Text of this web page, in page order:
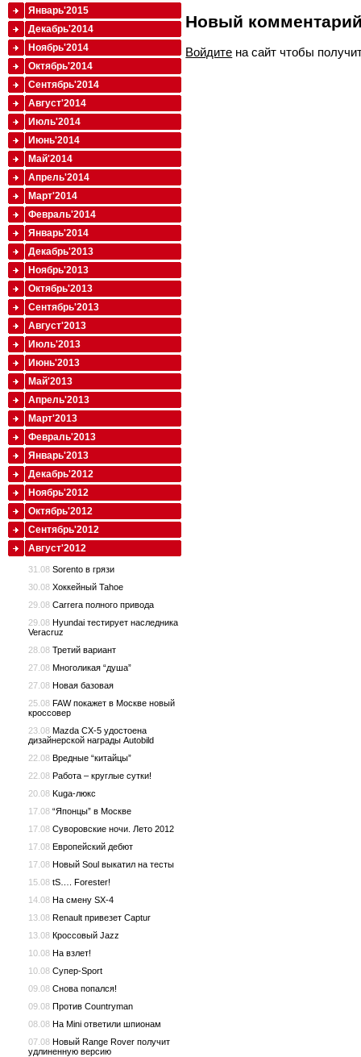
Новый
Войдите на сайт чтобы
Январь'2015
Декабрь'2014
Ноябрь'2014
Октябрь'2014
Сентябрь'2014
Август'2014
Июль'2014
Июнь'2014
Май'2014
Апрель'2014
Март'2014
Февраль'2014
Январь'2014
Декабрь'2013
Ноябрь'2013
Октябрь'2013
Сентябрь'2013
Август'2013
Июль'2013
Июнь'2013
Май'2013
Апрель'2013
Март'2013
Февраль'2013
Январь'2013
Декабрь'2012
Ноябрь'2012
Октябрь'2012
Сентябрь'2012
Август'2012
31.08 Sorento в грязи
30.08 Хоккейный Tahoe
29.08 Carrera полного привода
29.08 Hyundai тестирует наследника
Veracruz
28.08 Третий вариант
27.08 Многоликая “душа”
27.08 Новая базовая
25.08 FAW покажет в Москве новый
кроссовер
23.08 Mazda CX-5 удостоена
дизайнерской награды Autobild
22.08 Вредные “китайцы”
22.08 Работа – круглые сутки!
20.08 Kuga-люкс
17.08 “Японцы” в Москве
17.08 Cуворовские ночи. Лето 2012
17.08 Европейский дебют
17.08 Новый Soul выкатил на тесты
15.08 tS…. Forester!
14.08 На смену SX-4
13.08 Renault привезет Captur
13.08 Кроссовый Jazz
10.08 На взлет!
10.08 Супер-Sport
09.08 Снова попался!
09.08 Против Countryman
08.08 На Mini ответили шпионам
07.08 Новый Range Rover получит
удлиненную версию